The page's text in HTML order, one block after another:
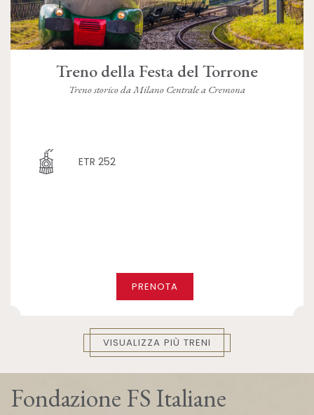
Treno della Festa del Torrone
Treno storico da Milano Centrale a Cremona
ETR 252
PRENOTA
VISUALIZZA PIÙ TRENI
Fondazione FS Italiane